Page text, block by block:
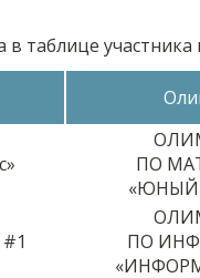
в таблице
ПО
«ЮНЫЙ
ПО